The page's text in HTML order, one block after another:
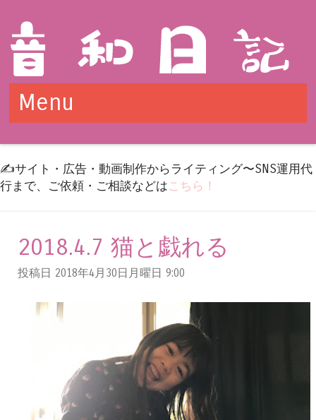
Menu
✍️サイト・広告・動画制作からライティング〜SNS運用代
行まで、ご依頼・ご相談などはこちら！
2018.4.7 猫と戯れる
投稿日 2018年4月30日月曜日 9:00